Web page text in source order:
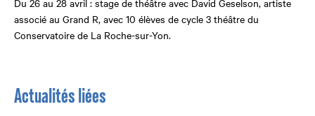
associé au Grand R, avec 10 élèves de cycle 3 théâtre du
Conservatoire de La Roche-sur-Yon.
Actualités liées